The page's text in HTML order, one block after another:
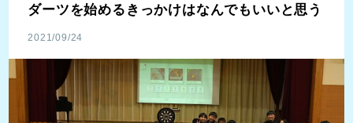
ダーツを始めるきっかけはなんでもいいと思う
2021/09/24